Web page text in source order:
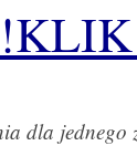
dla jednego